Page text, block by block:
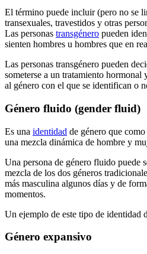
El término puede incluir (pero no se
transexuales, travestidos y otras
Las personas transgénero pueden
sienten hombres u hombres que en
Las personas transgénero pueden
someterse a un tratamiento hormonal
al género con el que se identifican o
Género fluido (gender fluid)
Es una identidad de género que
una mezcla dinámica de hombre y
Una persona de género fluido puede
mezcla de los dos géneros
más masculina algunos días y de
momentos.
Un ejemplo de este tipo de identidad
Género expansivo